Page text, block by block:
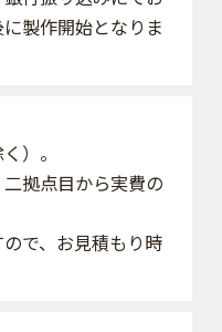
製作開始となりま
）。
拠点目から実費の
で、お見積もり時